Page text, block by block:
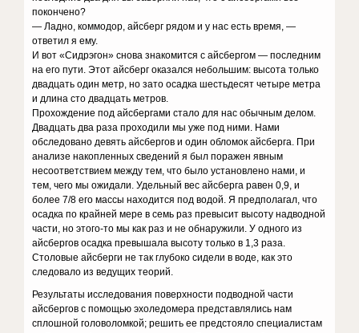
покончено?
— Ладно, коммодор, айсберг рядом и у нас есть время, —
ответил я ему.
И вот «Сидрэгон» снова знакомится с айсбергом — последним
на его пути. Этот айсберг оказался небольшим: высота только
двадцать один метр, но зато осадка шестьдесят четыре метра
и длина сто двадцать метров.
Прохождение под айсбергами стало для нас обычным делом.
Двадцать два раза проходили мы уже под ними. Нами
обследовано девять айсбергов и один обломок айсберга. При
анализе накопленных сведений я был поражен явным
несоответствием между тем, что было установлено нами, и
тем, чего мы ожидали. Удельный вес айсберга равен 0,9, и
более 7/8 его массы находится под водой. Я предполагал, что
осадка по крайней мере в семь раз превысит высоту надводной
части, но этого-то мы как раз и не обнаружили. У одного из
айсбергов осадка превышала высоту только в 1,3 раза.
Столовые айсберги не так глубоко сидели в воде, как это
следовало из ведущих теорий.
Результаты исследования поверхности подводной части
айсбергов с помощью эхоледомера представлялись нам
сплошной головоломкой; решить ее предстояло специалистам